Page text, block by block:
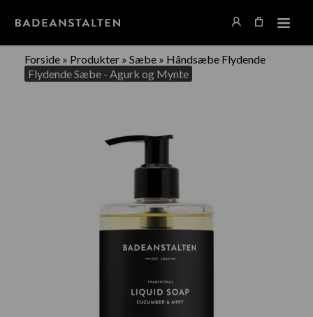
Forside » Produkter »Sæbe » Håndsæbe Flydende
Flydende Sæbe - Agurk og Mynte